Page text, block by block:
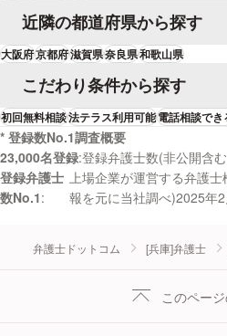
近隣の都道府県から探す
大阪府京都府滋賀県奈良県和歌山県
こだわり条件から探す
初回無料相談法テラス利用可能電話相談でき
* 登録数No.1調査概要
23,000名登録 登録弁護士数(非公開含
登録弁護士
数No.1
上場企業が運営する弁護
報を元に当社調べ)2025年
弁護士ドットコム [兵庫]弁護士
このペー